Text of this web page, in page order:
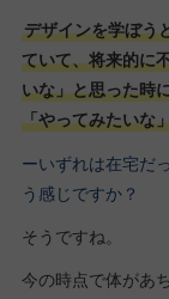
デザインを学ぼう
ていて、将来的に
いな」と思った時
「やってみたいな
ーいずれは在宅だ
う感じですか？
そうですね。
今の時点で体があ